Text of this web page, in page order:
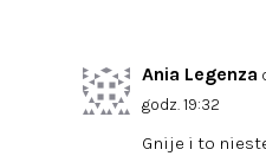
Ania Legenza
godz. 19:32
Gnije i to